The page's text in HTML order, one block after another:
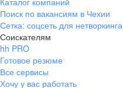
Поиск по вакансиям в Чехии
Сетка: соцсеть для нетворкинга
Соискателям
hh PRO
Готовое резюме
Все сервисы
Хочу у вас работать